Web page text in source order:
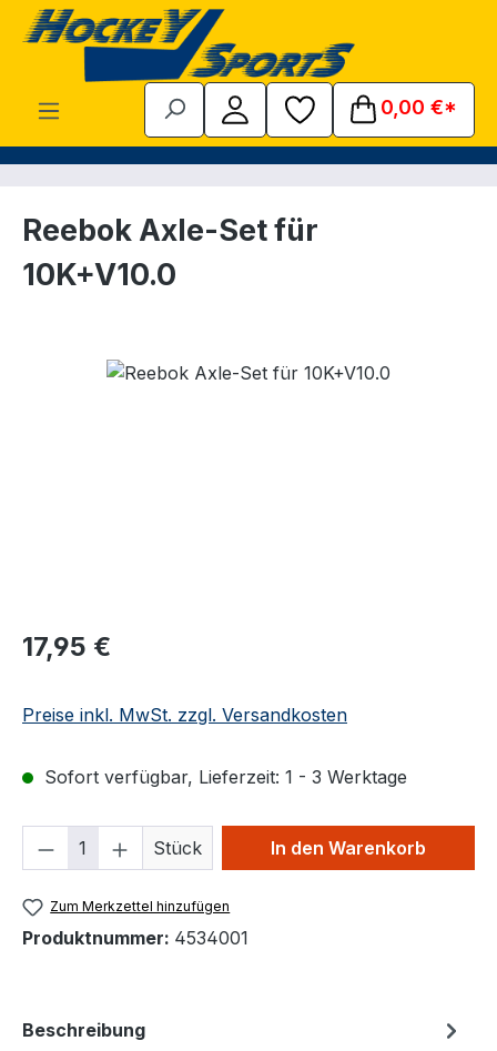
Zum Hauptinhalt springen
0,00 €*
Reebok Axle-Set für
10K+V10.0
Bildergalerie überspringen
Regulärer Preis:
17,95 €
Preise inkl. MwSt. zzgl. Versandkosten
Sofort verfügbar, Lieferzeit: 1 - 3 Werktage
Produkt Anzahl: Gib den
Stück In den Warenkorb
Zum Merkzettel hinzufügen
Produktnummer: 4534001
Beschreibung